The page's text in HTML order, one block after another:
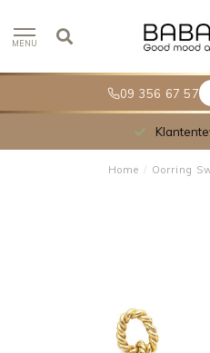
09 356 67 57
MENU
Home / Oorring